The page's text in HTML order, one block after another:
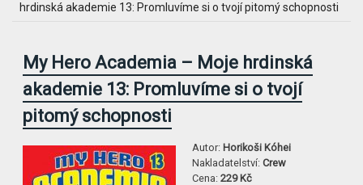
hrdinská akademie 13: Promluvíme si o tvojí pitomý schopnosti
My Hero Academia – Moje hrdinská
akademie 13: Promluvíme si o tvojí
pitomý schopnosti
Autor:Horikoši Kóhei
Nakladatelství:Crew
Cena:229 Kč